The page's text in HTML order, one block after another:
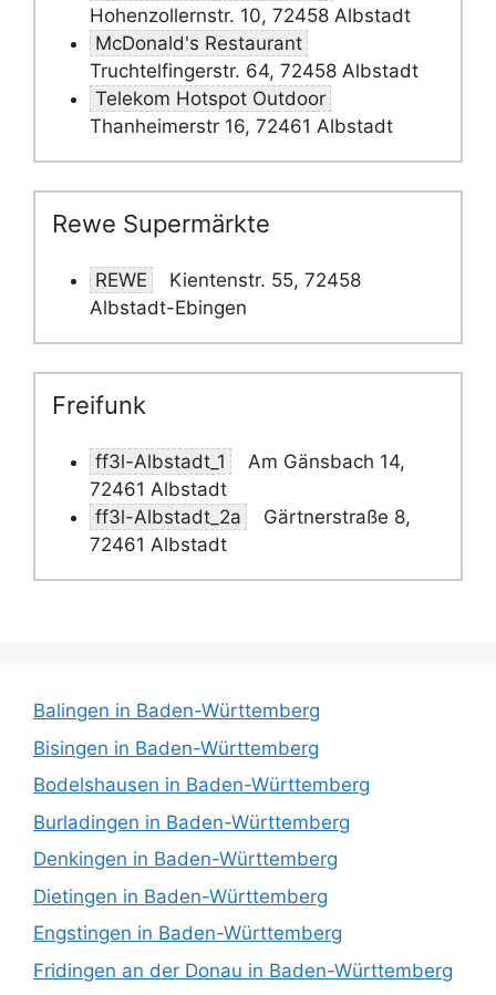
Hohenzollernstr. 10, 72458 Albstadt
McDonald's Restaurant
Truchtelfingerstr. 64, 72458 Albstadt
Telekom Hotspot Outdoor
Thanheimerstr 16, 72461 Albstadt
Rewe Supermärkte
REWE
Kientenstr. 55, 72458
Albstadt-Ebingen
Freifunk
ff3l-Albstadt_1
Am Gänsbach 14,
72461 Albstadt
ff3l-Albstadt_2a
Gärtnerstraße 8,
72461 Albstadt
Balingen in Baden-Württemberg
Bisingen in Baden-Württemberg
Bodelshausen in Baden-Württemberg
Burladingen in Baden-Württemberg
Denkingen in Baden-Württemberg
Dietingen in Baden-Württemberg
Engstingen in Baden-Württemberg
Fridingen an der Donau in Baden-Württemberg